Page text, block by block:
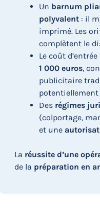
Un barnum
polyvalent: il
imprimé. Les
complètent le
Le coût d’entrée
1 000 euros,
publicitaire
potentiellement
Des régimes
(colportage,
et une
La réussite d’une
de la préparation en